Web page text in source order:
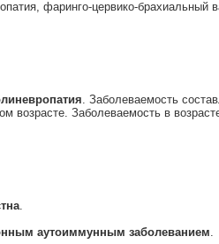
фаринго-цервико-
. Заболеваемость
возрасте. Заболеваемость в
.
аутоиммунным заболеванием.